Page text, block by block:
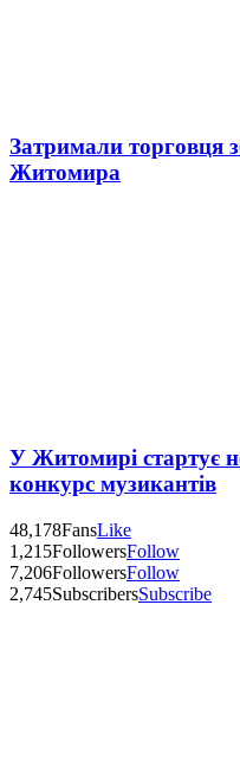
Затримали торговця
Житомира
У Житомирі стартує
конкурс музикантів
48,178FansLike
1,215FollowersFollow
7,206FollowersFollow
2,745SubscribersSubscribe